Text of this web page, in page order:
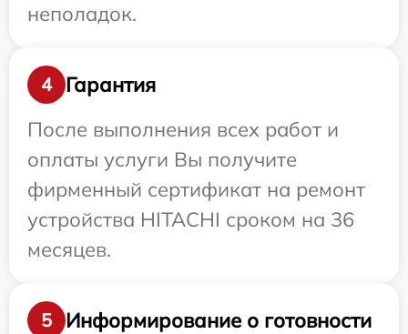
неполадок.
4
Гарантия
После выполнения всех работ и
оплаты услуги Вы получите
фирменный сертификат на ремонт
устройства HITACHI сроком на 36
месяцев.
5
Информирование о готовности